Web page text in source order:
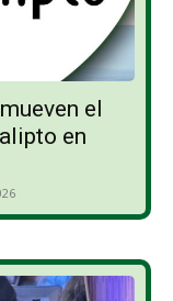
el
en